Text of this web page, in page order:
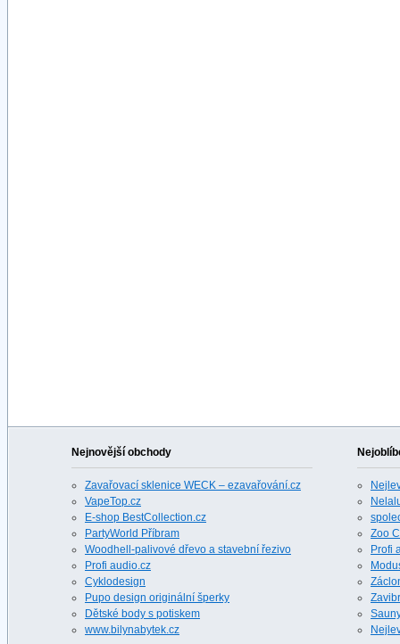
Nejnovější obchody
Zavařovací sklenice WECK – ezavařování.cz
VapeTop.cz
E-shop BestCollection.cz
PartyWorld Příbram
Woodhell-palivové dřevo a stavební řezivo
Profi audio.cz
Cyklodesign
Pupo design originální šperky
Dětské body s potiskem
www.bilynabytek.cz
Zoo
Profi